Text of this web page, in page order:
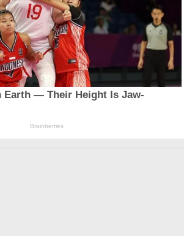
Earth — Their Height Is Jaw-
Brainberries